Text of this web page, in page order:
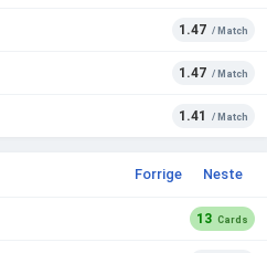
1.47 / Match
1.47 / Match
1.41 / Match
Forrige Neste
13 Cards